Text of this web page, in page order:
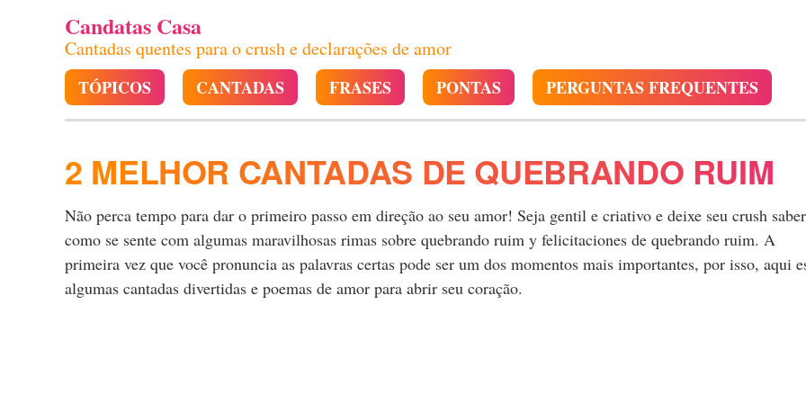
Candatas Casa
Cantadas quentes para o crush e declarações de amor
TÓPICOS CANTADAS FRASES PONTAS PERGUNTAS FREQUENTES
2 MELHOR CANTADAS DE QUEBRANDO RUIM
Não perca tempo para dar o primeiro passo em direção ao seu amor! Seja gentil e criativo e deixe seu crush saber
como se sente com algumas maravilhosas rimas sobre quebrando ruim y felicitaciones de quebrando ruim. A
primeira vez que você pronuncia as palavras certas pode ser um dos momentos mais importantes, por isso, aqui
algumas cantadas divertidas e poemas de amor para abrir seu coração.